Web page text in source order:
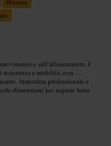
#Postura
e sull'allineamento. I
resistenza e mobilità, con
Atmosfera professionale e
dimensioni per seguire bene